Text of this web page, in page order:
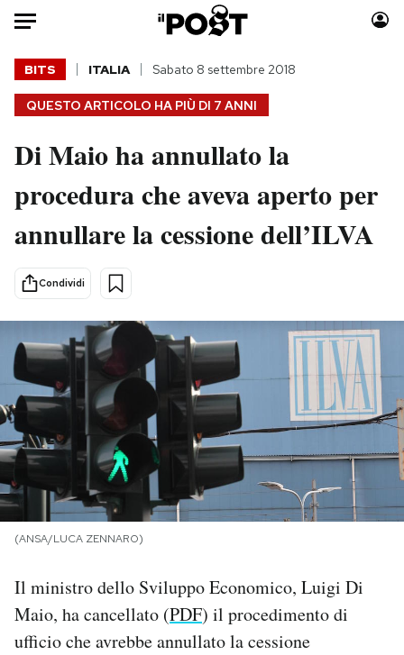
Auto
HOME
Italia
Politica
Tecnologia
Scienza
Economia
Sport
Moda
Consumismi
Storie/Idee
Mondiali calcio 2026
PODCAST
NEWSLETTER
SHOP
QUESTO ARTICOLO HA PIÙ DI 7 ANNI
BITS ITALIA Sabato 8 settembre 2018
Di Maio ha annullato la
procedura che aveva aperto per
annullare la cessione dell’ILVA
Condividi
(ANSA/LUCA ZENNARO)
Il ministro dello Sviluppo Economico, Luigi Di
Maio, ha cancellato (PDF) il procedimento di
ufficio che avrebbe annullato la cessione